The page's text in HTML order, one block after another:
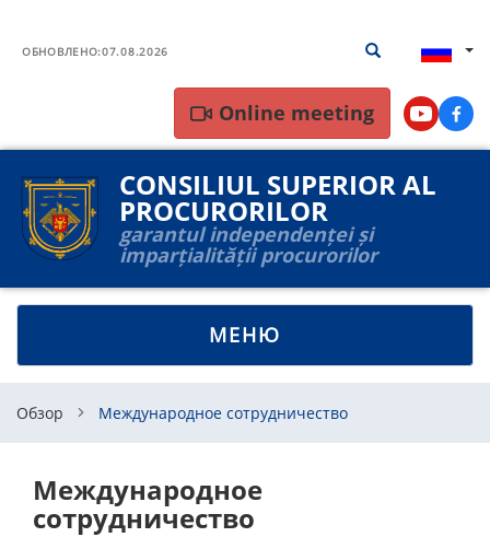
ОБНОВЛЕНО:07.08.2026
поиска
Результаты
Online meeting Youtube
CONSILIUL SUPERIOR AL
PROCURORILOR
garantul independenței și
imparțialității procurorilor
TOGGLE
NAVIGATION
МЕНЮ
Обзор Международное сотрудничество
Международное
сотрудничество